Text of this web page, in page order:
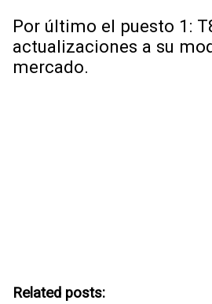
Por último el puesto 1:
actualizaciones a su
mercado.
Related posts: